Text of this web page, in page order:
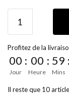
Profitez de la
00
Jour
: 00
Heure
: 59
Mins
:
Il reste que 10